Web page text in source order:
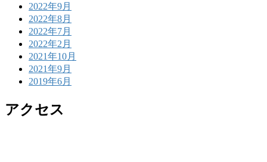
2022年9月
2022年8月
2022年7月
2022年2月
2021年10月
2021年9月
2019年6月
アクセス